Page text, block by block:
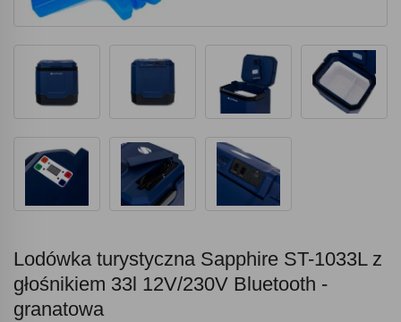
Lodówka turystyczna Sapphire ST-1033L z
głośnikiem 33l 12V/230V Bluetooth -
granatowa